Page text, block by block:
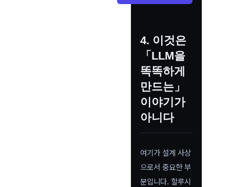
4. 이것은
「LLM을
똑똑하게
만드는」
이야기가
아니다
여기가 설계 사상
으로서 중요한 부
분입니다. 할루시